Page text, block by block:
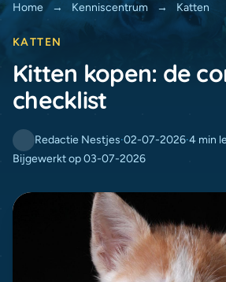
Home → Kenniscentrum → Katten
KATTEN
Kitten kopen: de
checklist
Redactie Nestjes·02-07-2026·4 min
Bijgewerkt op 03-07-2026